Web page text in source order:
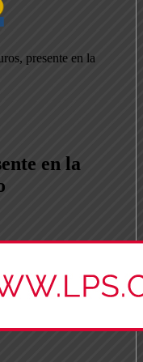
presente en la
en la